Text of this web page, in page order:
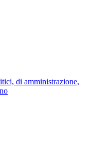
di amministrazione,